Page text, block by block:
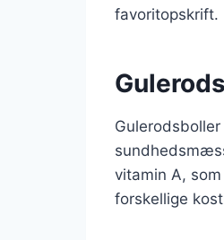
favoritopskrift.
vitamin A,
forskellige